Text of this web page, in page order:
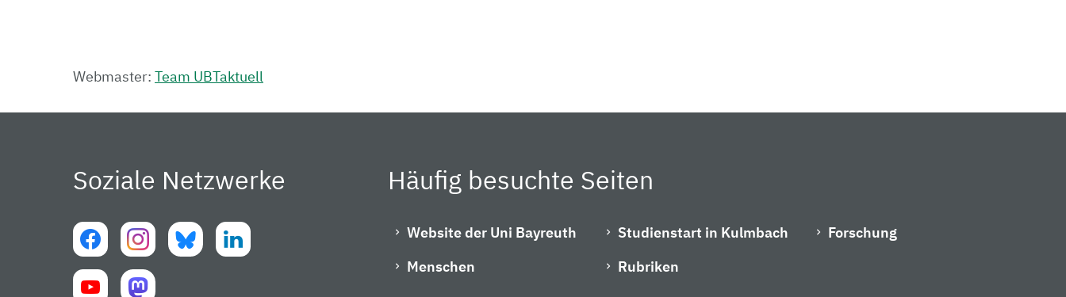
Webmaster: Team UBTaktuell
Soziale Netzwerke Häufig besuchte Seiten
Website der Uni Bayreuth
Menschen
Studienstart in Kulmbach
Rubriken
Forschung